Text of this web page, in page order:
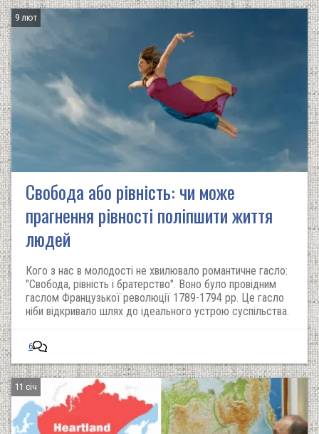
9 лют
Свобода або рівність: чи може
прагнення рівності поліпшити життя
людей
Кого з нас в молодості не хвилювало романтичне гасло:
"Свобода, рівність і братерство". Воно було провідним
гаслом Французької революції 1789-1794 рр. Це гасло
ніби відкривало шлях до ідеального устрою суспільства.
6
11 січ